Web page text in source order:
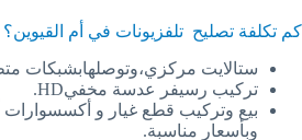
كم تكلفة تصليح تلفزيونات في أم القيوين؟
ستالايت مركزي،وتوصلهابشبكات
تركيب رسيفر عدسة مخفيHD.
بيع وتركيب قطع غيار و أكسسوارات
وبأسعار مناسبة.